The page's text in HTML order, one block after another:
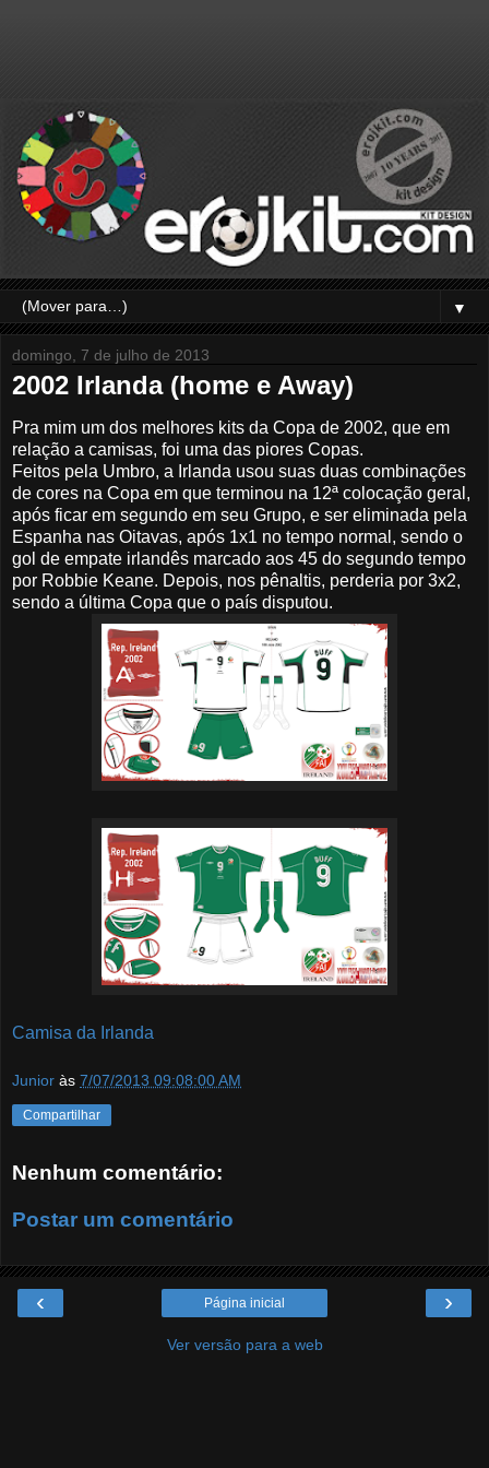
▼
domingo, 7 de julho de 2013
2002 Irlanda (home e Away)
Pra mim um dos melhores kits da Copa de 2002, que em
relação a camisas, foi uma das piores Copas.
Feitos pela Umbro, a Irlanda usou suas duas combinações
de cores na Copa em que terminou na 12ª colocação geral,
após ficar em segundo em seu Grupo, e ser eliminada pela
Espanha nas Oitavas, após 1x1 no tempo normal, sendo o
gol de empate irlandês marcado aos 45 do segundo tempo
por Robbie Keane. Depois, nos pênaltis, perderia por 3x2,
sendo a última Copa que o país disputou.
Camisa da Irlanda
Junior às 7/07/2013 09:08:00 AM
Compartilhar
Nenhum comentário:
Postar um comentário
‹ ›
Página inicial
Ver versão para a web